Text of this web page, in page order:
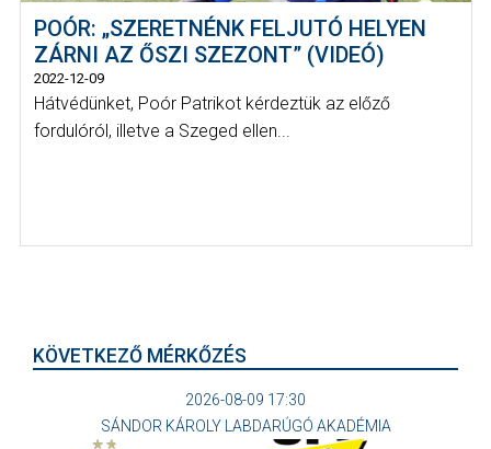
POÓR: „SZERETNÉNK FELJUTÓ HELYEN
ZÁRNI AZ ŐSZI SZEZONT” (VIDEÓ)
2022-12-09
Hátvédünket, Poór Patrikot kérdeztük az előző
fordulóról, illetve a Szeged ellen...
KÖVETKEZŐ MÉRKŐZÉS
2026-08-09 17:30
SÁNDOR KÁROLY LABDARÚGÓ AKADÉMIA